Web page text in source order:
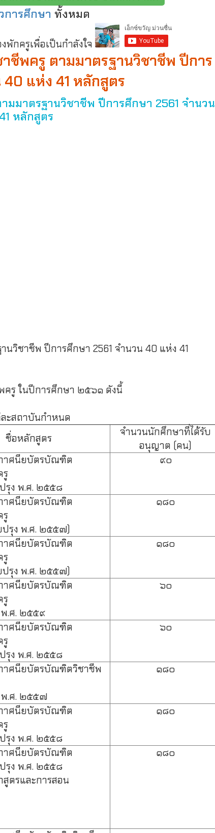
การศึกษา ทั้งหมด
พักครูเพื่อเป็นกำลังใจ
พครู ตามมาตรฐานวิชาชีพ ปีการ
แห่ง 41 หลักสูตร
มาตรฐานวิชาชีพ ปีการศึกษา 2561 จำนวน
หลักสูตร
วิชาชีพ ปีการศึกษา 2561 จำนวน 40 แห่ง 41
ครู ในปีการศึกษา ๒๕๖๑ ดังนี้
ะสถาบันกำหนด
ชื่อหลักสูตร
จำนวนนักศึกษาที่ได้รับ
อนุญาต (คน)
าศนียบัตรบัณฑิต
รู
รุง พ.ศ. ๒๕๕๘
๙๐
าศนียบัตรบัณฑิต
รู
รุง พ.ศ. ๒๕๕๗)
๑๘๐
าศนียบัตรบัณฑิต
รู
รุง พ.ศ. ๒๕๕๗)
๑๘๐
าศนียบัตรบัณฑิต
รู
.ศ. ๒๕๕๙
๖๐
าศนียบัตรบัณฑิต
รู
รุง พ.ศ. ๒๕๕๘
๖๐
าศนียบัตรบัณฑิตวิชาชีพ
.ศ. ๒๕๕๗
๑๘๐
าศนียบัตรบัณฑิต
รู
รุง พ.ศ. ๒๕๕๘
๑๘๐
าศนียบัตรบัณฑิต
รุง พ.ศ. ๒๕๕๘
ตรและการสอน
๑๘๐